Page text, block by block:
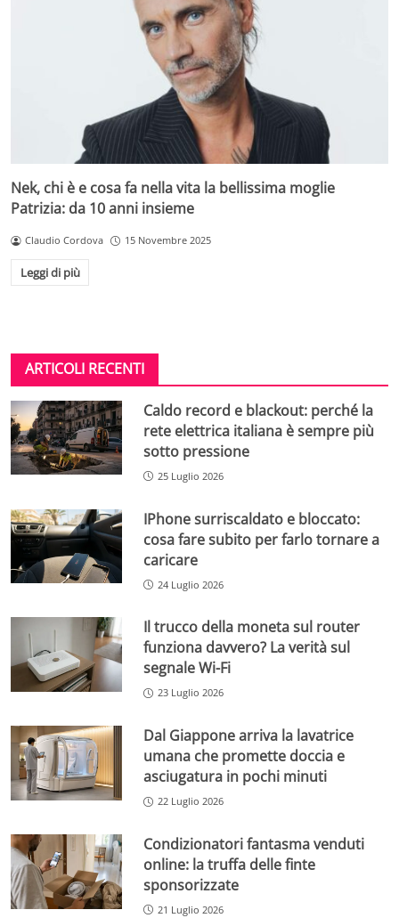
Nek, chi è e cosa fa nella vita la bellissima moglie
Patrizia: da 10 anni insieme
Claudio Cordova 15 Novembre 2025
Leggi di più
ARTICOLI RECENTI
Caldo record e blackout: perché la
rete elettrica italiana è sempre più
sotto pressione
25 Luglio 2026
IPhone surriscaldato e bloccato:
cosa fare subito per farlo tornare a
caricare
24 Luglio 2026
Il trucco della moneta sul router
funziona davvero? La verità sul
segnale Wi-Fi
23 Luglio 2026
Dal Giappone arriva la lavatrice
umana che promette doccia e
asciugatura in pochi minuti
22 Luglio 2026
Condizionatori fantasma venduti
online: la truffa delle finte
sponsorizzate
21 Luglio 2026